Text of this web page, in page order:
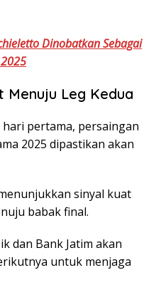
Dinobatkan Sebagai
Menuju Leg Kedua
pertama, persaingan
2025 dipastikan akan
sinyal kuat
babak final.
dan Bank Jatim akan
untuk menjaga